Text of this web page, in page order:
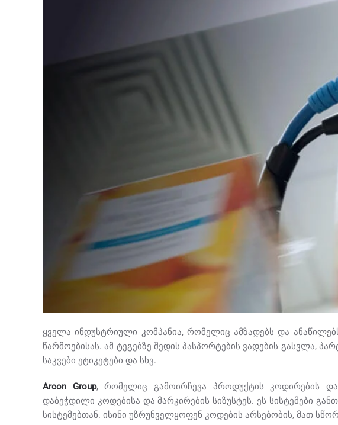
ყველა ინდუსტრიული კომპანია, რომელიც ამზადებს და
წარმოებისას. ამ ტეგებზე შედის პასპორტების ვადების გასვლა,
საკვები ეტიკეტები და სხვ.
Arcon Group, რომელიც გამოირჩევა პროდუქტის კოდირების და
დაბეჭდილი კოდებისა და მარკირების სიზუსტეს. ეს სისტემები
სისტემებთან. ისინი უზრუნველყოფენ კოდების არსებობის, მათ